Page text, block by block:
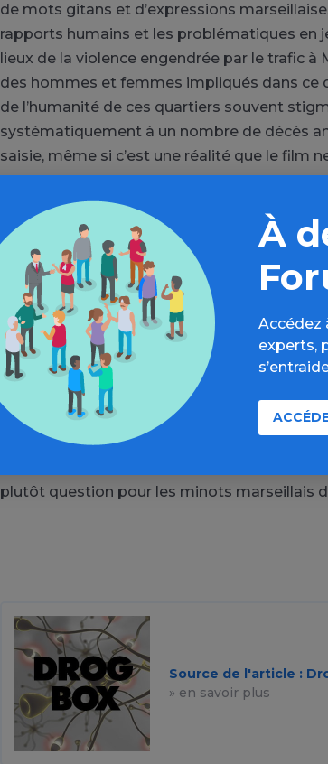
de mots gitans et d’expressions
rapports humains et les problématiques en
lieux de la violence engendrée par le trafic
des hommes et femmes impliqués dans ce
de l’humanité de ces quartiers souvent
systématiquement à un nombre de décès
saisie, même si c’est une réalité que le film
Karim Dridi nous invite à nous questionner
raisons pour lesquelles certains jeunes
trafic qui peut faire vivre des familles
financièrement. Certains parents, comme
l’argent “malhonnêtement“ gagné, mais
En aucun cas l’économie souterraine que
valorisée dans ce film. L’ensemble des
compris, invitent Sofian à reprendre ses
perspectives limitées. La vie et
comme un Eldorado, surtout pour les
plutôt question pour les minots marseillais
Source de l'article :
» en savoir plus
À
Accédez
experts,